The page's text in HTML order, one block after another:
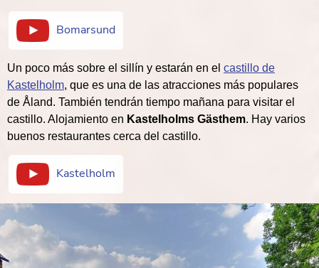
Bomarsund
Un poco más sobre el sillín y estarán en el castillo de
Kastelholm, que es una de las atracciones más populares
de Åland. También tendrán tiempo mañana para visitar el
castillo. Alojamiento en Kastelholms Gästhem. Hay varios
buenos restaurantes cerca del castillo.
Kastelholm